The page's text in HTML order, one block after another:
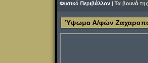
Φυσικό Περιβάλλον | Τα βουνά
Ύψωμα Α/φών